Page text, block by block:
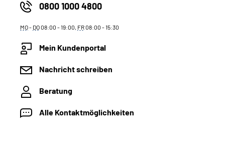
0800 1000 4800
MO- DO08:00 - 19:00, FR08:00 - 15:30
Mein Kundenportal
Nachricht schreiben
Beratung
Alle Kontaktmöglichkeiten